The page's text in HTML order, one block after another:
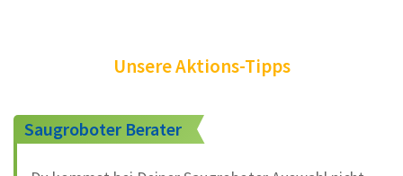
Unsere Aktions-Tipps
Saugroboter Berater